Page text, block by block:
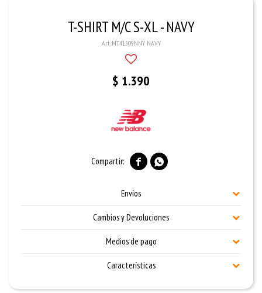
T-SHIRT M/C S-XL - NAVY
MT41509NNY NAVY
$ 1.390
 
Envíos
Cambios y Devoluciones
Medios de pago
Características